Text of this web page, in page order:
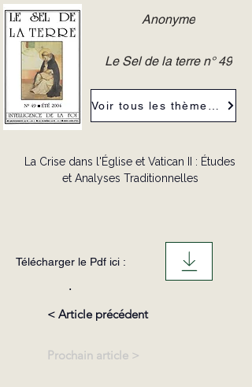
Anonyme
Le Sel de la terre n° 49
La Crise dans l'Église et Vatican II : Études
et Analyses Traditionnelles
Télécharger le Pdf ici :
.
< Article précédent
Prochain article >